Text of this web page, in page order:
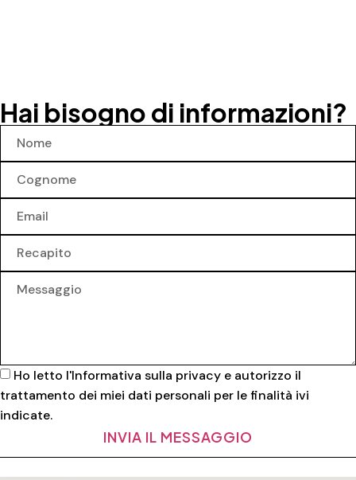
Hai bisogno di informazioni?
Ho letto l'Informativa sulla privacy e autorizzo il
trattamento dei miei dati personali per le finalità ivi
indicate.
INVIA IL MESSAGGIO